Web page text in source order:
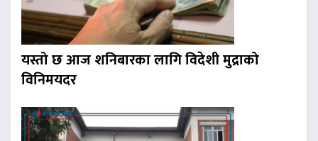
यस्तो छ आज शनिबारका लागि विदेशी मुद्राको
विनिमयदर